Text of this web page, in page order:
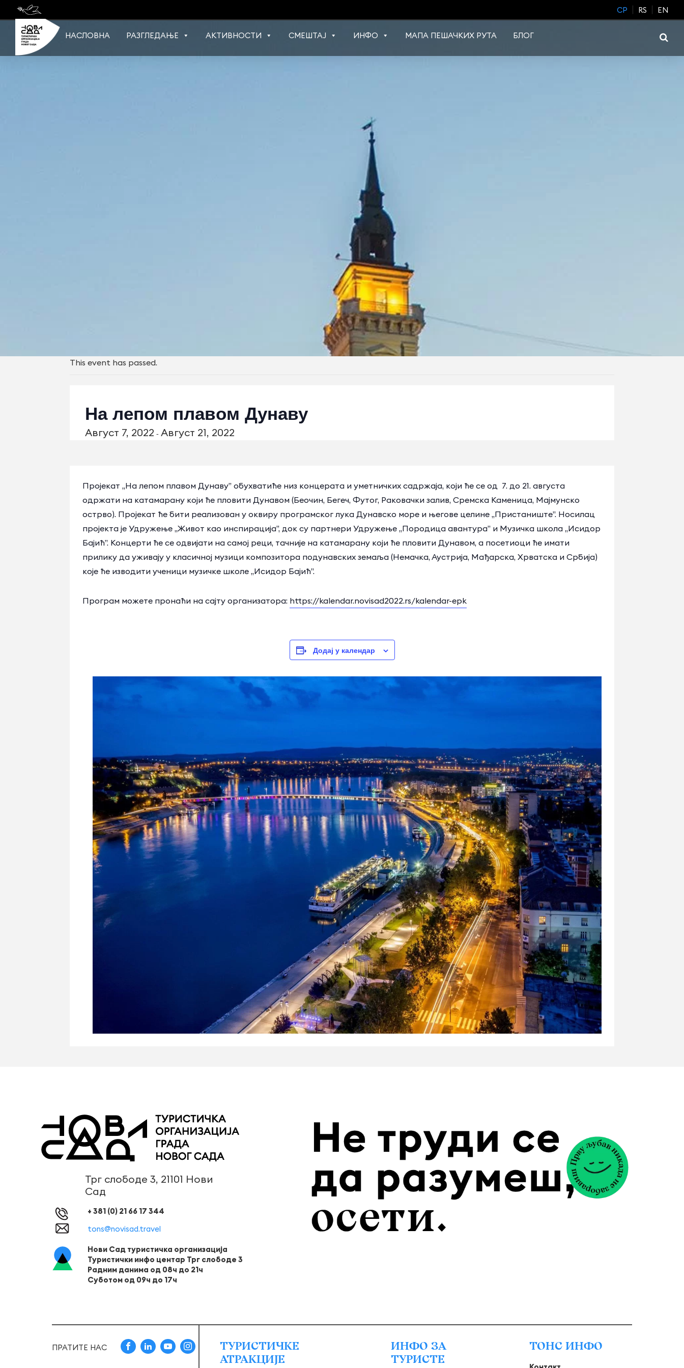
content
CP RS EN
НАСЛОВНА РАЗГЛЕДАЊЕ АКТИВНОСТИ СМЕШТАЈ ИНФО МАПА ПЕШАЧКИХ РУТА БЛОГ
This event has passed.
На лепом плавом Дунаву
Август 7, 2022 - Август 21, 2022
Пројекат „На лепом плавом Дунаву” обухватиће низ концерата и уметничких садржаја, који ће се од 7. до 21. августа
одржати на катамарану који ће пловити Дунавом (Беочин, Бегеч, Футог, Раковачки залив, Сремска Каменица, Мајмунско
острво). Пројекат ће бити реализован у оквиру програмског лука Дунавско море и његове целине „Пристаниште”. Носилац
пројекта је Удружење „Живот као инспирација”, док су партнери Удружење „Породица авантура” и Музичка школа „Исидор
Бајић”. Концерти ће се одвијати на самој реци, тачније на катамарану који ће пловити Дунавом, а посетиоци ће имати
прилику да уживају у класичној музици композитора подунавских земаља (Немачка, Аустрија, Мађарска, Хрватска и Србија)
које ће изводити ученици музичке школе „Исидор Бајић”.
Програм можете пронаћи на сајту организатора: https://kalendar.novisad2022.rs/kalendar-epk
Додај у календар
Трг слободе 3, 21101 Нови
Сад
+ 381 (0) 21 66 17 344
tons@novisad.travel
Нови Сад туристичка организација
Туристички инфо центар Трг слободе 3
Радним данима од 08ч до 21ч
Суботом од 09ч до 17ч
ПРАТИТЕ НАС
ТУРИСТИЧКЕ
АТРАКЦИЈЕ
ИНФО ЗА
ТУРИСТЕ
ТОНС ИНФО